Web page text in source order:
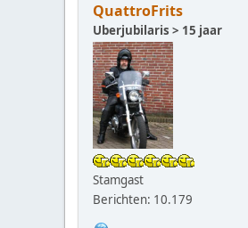
QuattroFrits
Uberjubilaris > 15 jaar
Stamgast
Berichten: 10.179